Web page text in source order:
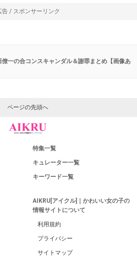
告 / スポンサーリンク
僚一の合コンスキャンダル＆謝罪まとめ【画像あ
ページの先頭へ
特集一覧
キュレーター一覧
キーワード一覧
AIKRU[アイクル]｜かわいい女の子の
情報サイトについて
利用規約
プライバシー
サイトマップ